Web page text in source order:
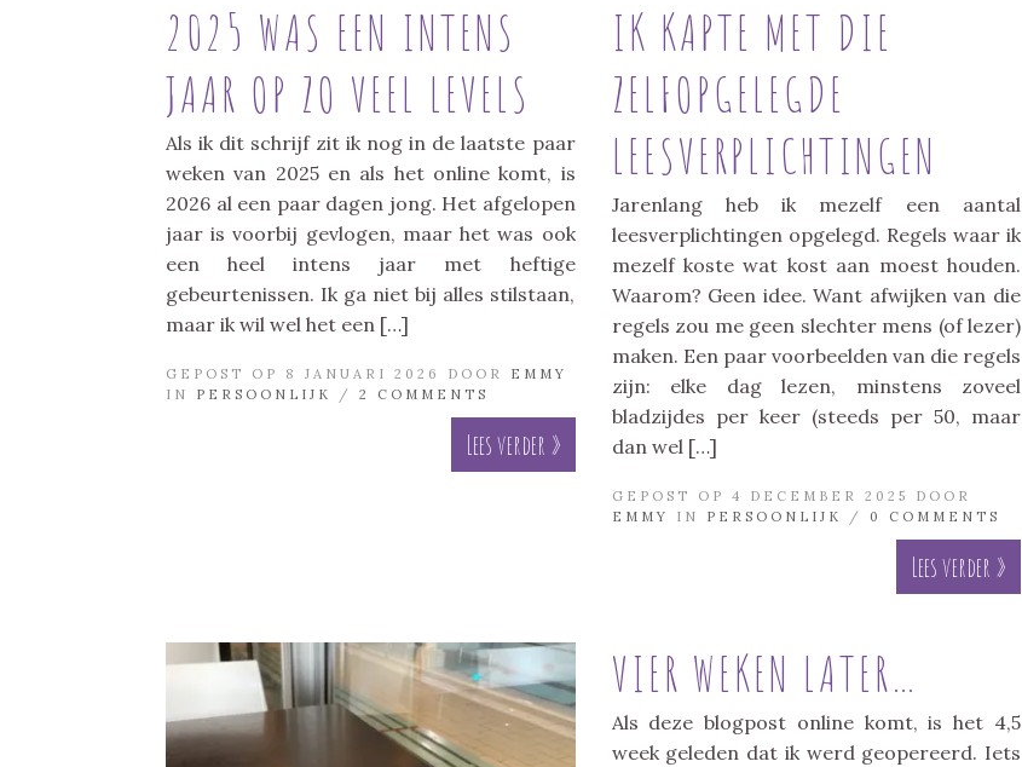
2025 WAS EEN INTENS
JAAR OP ZO VEEL LEVELS
Als ik dit schrijf zit ik nog in de laatste paar
weken van 2025 en als het online komt, is
2026 al een paar dagen jong. Het afgelopen
jaar is voorbij gevlogen, maar het was ook
een heel intens jaar met heftige
gebeurtenissen. Ik ga niet bij alles stilstaan,
maar ik wil wel het een […]
GEPOST OP 8 JANUARI 2026 DOOR EMMY
IN PERSOONLIJK / 2 COMMENTS
Lees verder »
IK KAPTE MET DIE
ZELFOPGELEGDE
LEESVERPLICHTINGEN
Jarenlang heb ik mezelf een aantal
leesverplichtingen opgelegd. Regels waar ik
mezelf koste wat kost aan moest houden.
Waarom? Geen idee. Want afwijken van die
regels zou me geen slechter mens (of lezer)
maken. Een paar voorbeelden van die regels
zijn: elke dag lezen, minstens zoveel
bladzijdes per keer (steeds per 50, maar
dan wel […]
GEPOST OP 4 DECEMBER 2025 DOOR
EMMY
IN PERSOONLIJK / 0 COMMENTS
Lees verder »
VIER WEKEN LATER…
Als deze blogpost online komt, is het 4,5
week geleden dat ik werd geopereerd. Iets